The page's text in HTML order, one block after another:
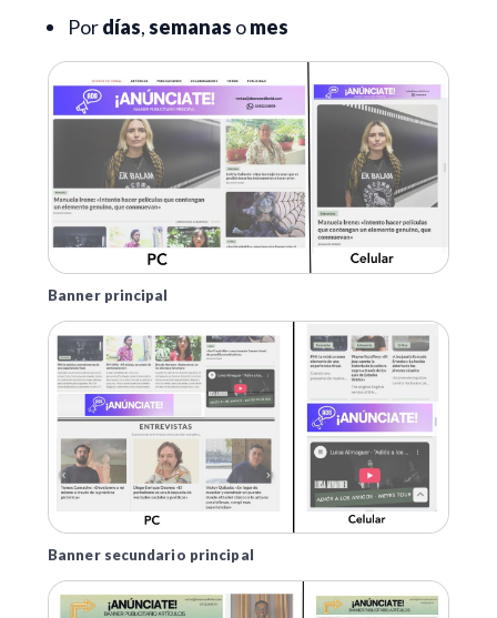
Pordías,semanas omes
Banner principal
Banner secundario principal